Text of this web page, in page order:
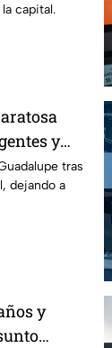
capital.
y
tras
dejando a
y